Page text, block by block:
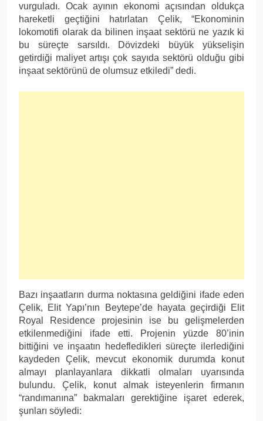
vurguladı. Ocak ayının ekonomi açısından oldukça
hareketli geçtiğini hatırlatan Çelik, “Ekonominin
lokomotifi olarak da bilinen inşaat sektörü ne yazık ki
bu süreçte sarsıldı. Dövizdeki büyük yükselişin
getirdiği maliyet artışı çok sayıda sektörü olduğu gibi
inşaat sektörünü de olumsuz etkiledi” dedi.
Bazı inşaatların durma noktasına geldiğini ifade eden
Çelik, Elit Yapı’nın Beytepe’de hayata geçirdiği Elit
Royal Residence projesinin ise bu gelişmelerden
etkilenmediğini ifade etti. Projenin yüzde 80’inin
bittiğini ve inşaatın hedefledikleri süreçte ilerlediğini
kaydeden Çelik, mevcut ekonomik durumda konut
almayı planlayanlara dikkatli olmaları uyarısında
bulundu. Çelik, konut almak isteyenlerin firmanın
“randımanına” bakmaları gerektiğine işaret ederek,
şunları söyledi: